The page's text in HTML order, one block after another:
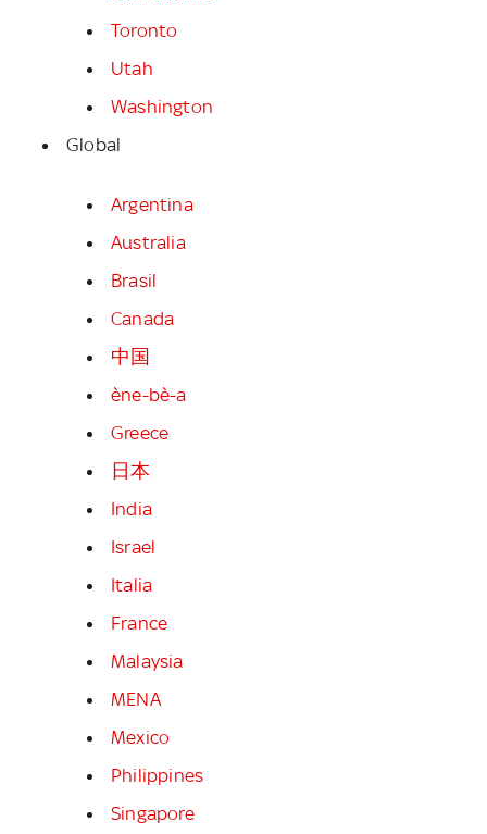
Toronto
Utah
Washington
Global
Argentina
Australia
Brasil
Canada
中国
ène-bè-a
Greece
日本
India
Israel
Italia
France
Malaysia
MENA
Mexico
Philippines
Singapore